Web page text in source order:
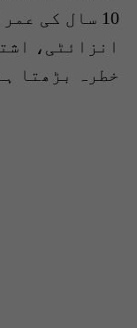
10 سال کی
انزائٹی،
خطرہ بڑھتا